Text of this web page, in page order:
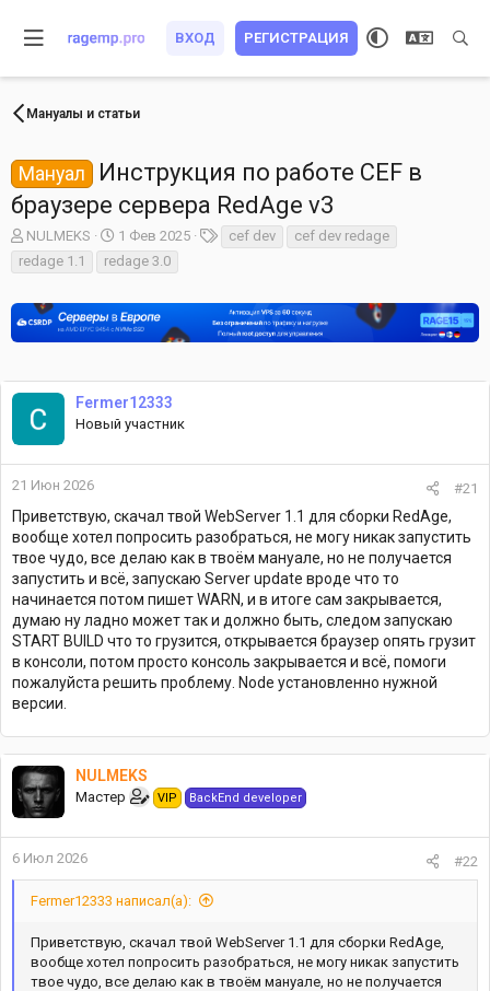
ВХОД РЕГИСТРАЦИЯ
Мануалы и статьи
Мануал
Инструкция по работе CEF в
браузере сервера RedAge v3
А
в
т
ы
NULMEKS
Д
а
т
н
а
а
1 Фев 2025
е
cef dev
cef dev redage
redage 1.1
redage 3.0
Fermer12333
Новый участник
21 Июн 2026 #21
Приветствую, скачал твой WebServer 1.1 для сборки RedAge,
вообще хотел попросить разобраться, не могу никак запустить
твое чудо, все делаю как в твоём мануале, но не получается
запустить и всё, запускаю Server update вроде что то
начинается потом пишет WARN, и в итоге сам закрывается,
думаю ну ладно может так и должно быть, следом запускаю
START BUILD что то грузится, открывается браузер опять грузит
в консоли, потом просто консоль закрывается и всё, помоги
пожалуйста решить проблему. Node установленно нужной
версии.
NULMEKS
Мастер VIP BackEnd developer
6 Июл 2026 #22
Fermer12333 написал(а):
Приветствую, скачал твой WebServer 1.1 для сборки RedAge,
вообще хотел попросить разобраться, не могу никак запустить
твое чудо, все делаю как в твоём мануале, но не получается